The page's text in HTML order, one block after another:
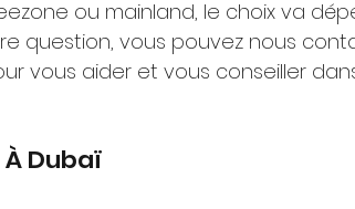
ou mainland, le choix va
question, vous pouvez nous
vous aider et vous conseiller
Dubaï